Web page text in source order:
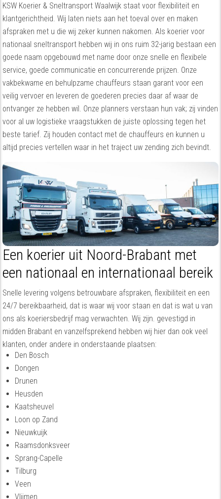
KSW Koerier & Sneltransport Waalwijk staat voor flexibiliteit en
klantgerichtheid. Wij laten niets aan het toeval over en maken
afspraken met u die wij zeker kunnen nakomen. Als koerier voor
nationaal sneltransport hebben wij in ons ruim 32-jarig bestaan een
goede naam opgebouwd met name door onze snelle en flexibele
service, goede communicatie en concurrerende prijzen. Onze
vakbekwame en behulpzame chauffeurs staan garant voor een
veilig vervoer en leveren de goederen precies daar af waar de
ontvanger ze hebben wil. Onze planners verstaan hun vak; zij vinden
voor al uw logistieke vraagstukken de juiste oplossing tegen het
beste tarief. Zij houden contact met de chauffeurs en kunnen u
altijd precies vertellen waar in het traject uw zending zich bevindt.
Een koerier uit Noord-Brabant met
een nationaal en internationaal bereik
Snelle levering volgens betrouwbare afspraken, flexibiliteit en een
24/7 bereikbaarheid, dat is waar wij voor staan en dat is wat u van
ons als koeriersbedrijf mag verwachten. Wij zijn. gevestigd in
midden Brabant en vanzelfsprekend hebben wij hier dan ook veel
klanten, onder andere in onderstaande plaatsen:
Den Bosch
Dongen
Drunen
Heusden
Kaatsheuvel
Loon op Zand
Nieuwkuijk
Raamsdonksveer
Sprang-Capelle
Tilburg
Veen
Vlijmen